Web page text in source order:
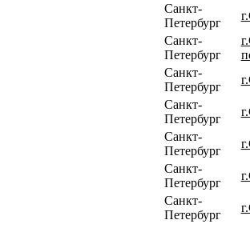
Санкт-
Петербург
Санкт-
Петербург
Санкт-
Петербург
Санкт-
Петербург
Санкт-
Петербург
Санкт-
Петербург
Санкт-
Петербург